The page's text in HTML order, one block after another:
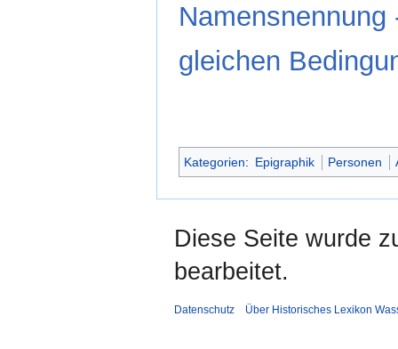
gleichen
Kategorien: Epigraphik Personen
Diese Seite wurde
bearbeitet.
Datenschutz Über Historisches Lexikon